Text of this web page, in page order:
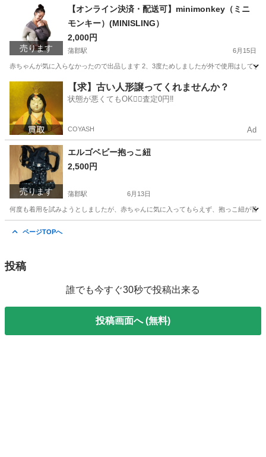
蒲郡市 蒲郡駅 マタニティ用品
売ります
【オンライン決済・配送可】minimonkey（ミニ
モンキー）(MINISLING）
2,000円
蒲郡駅 6月15日
赤ちゃんが気に入らなかったので出品します 2、3度ためしましたが外で使用はしてま
蒲郡駅 ベビー用品 mini
【求】古い人形譲ってくれませんか？
状態が悪くてもOK🙆‍♀️査定0円‼️
COYASH Ad
売ります
エルゴベビー抱っこ紐
2,500円
蒲郡駅 6月13日
何度も着用を試みようとしましたが、赤ちゃんに気に入ってもらえず、抱っこ紐が苦
ページTOPへ
投稿
誰でも今すぐ30秒で投稿出来る
投稿画面へ (無料)